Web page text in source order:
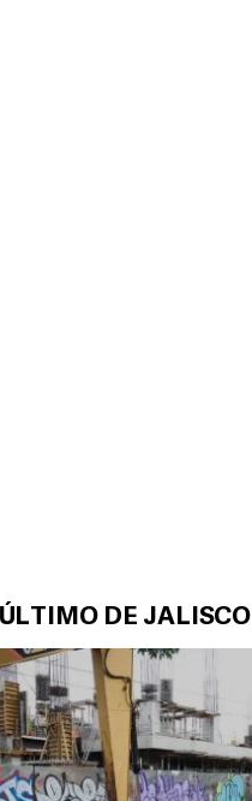
ÚLTIMO DE JALISCO